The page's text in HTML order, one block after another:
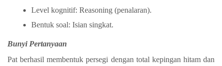
Level kognitif: Reasoning (penalaran).
Bentuk soal: Isian singkat.
Bunyi Pertanyaan
Pat berhasil membentuk persegi dengan total kepingan hitam dan